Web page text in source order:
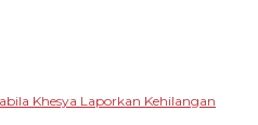
Khesya Laporkan Kehilangan